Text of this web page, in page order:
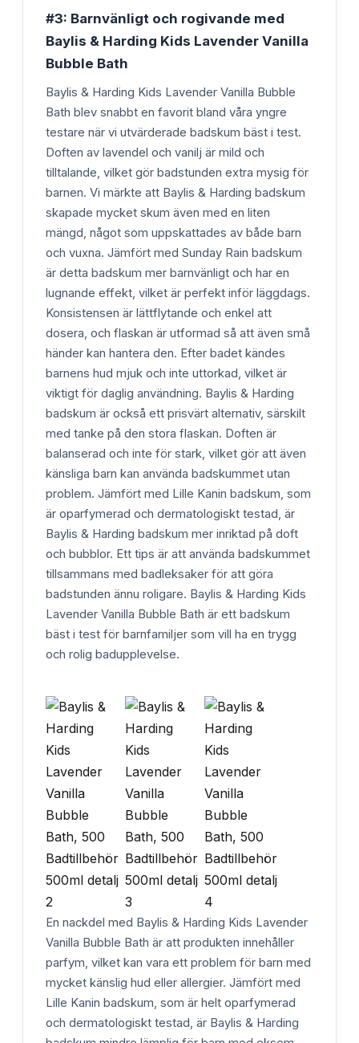
#3: Barnvänligt och rogivande med
Baylis & Harding Kids Lavender Vanilla
Bubble Bath
Baylis & Harding Kids Lavender Vanilla Bubble
Bath blev snabbt en favorit bland våra yngre
testare när vi utvärderade badskum bäst i test.
Doften av lavendel och vanilj är mild och
tilltalande, vilket gör badstunden extra mysig för
barnen. Vi märkte att Baylis & Harding badskum
skapade mycket skum även med en liten
mängd, något som uppskattades av både barn
och vuxna. Jämfört med Sunday Rain badskum
är detta badskum mer barnvänligt och har en
lugnande effekt, vilket är perfekt inför läggdags.
Konsistensen är lättflytande och enkel att
dosera, och flaskan är utformad så att även små
händer kan hantera den. Efter badet kändes
barnens hud mjuk och inte uttorkad, vilket är
viktigt för daglig användning. Baylis & Harding
badskum är också ett prisvärt alternativ, särskilt
med tanke på den stora flaskan. Doften är
balanserad och inte för stark, vilket gör att även
känsliga barn kan använda badskummet utan
problem. Jämfört med Lille Kanin badskum, som
är oparfymerad och dermatologiskt testad, är
Baylis & Harding badskum mer inriktad på doft
och bubblor. Ett tips är att använda badskummet
tillsammans med badleksaker för att göra
badstunden ännu roligare. Baylis & Harding Kids
Lavender Vanilla Bubble Bath är ett badskum
bäst i test för barnfamiljer som vill ha en trygg
och rolig badupplevelse.
En nackdel med Baylis & Harding Kids Lavender
Vanilla Bubble Bath är att produkten innehåller
parfym, vilket kan vara ett problem för barn med
mycket känslig hud eller allergier. Jämfört med
Lille Kanin badskum, som är helt oparfymerad
och dermatologiskt testad, är Baylis & Harding